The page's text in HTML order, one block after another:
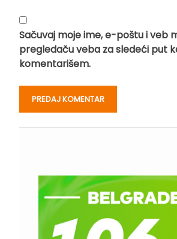
Sačuvaj moje ime, e-poštu i veb
pregledaču veba za sledeći put
komentarišem.